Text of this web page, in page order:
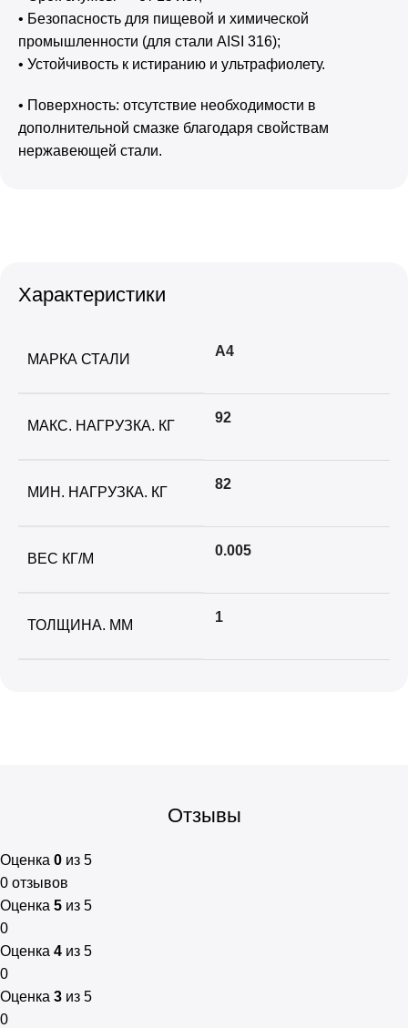
• Безопасность для пищевой и химической
промышленности (для стали AISI 316);
• Устойчивость к истиранию и ультрафиолету.
• Поверхность: отсутствие необходимости в
дополнительной смазке благодаря свойствам
нержавеющей стали.
Характеристики
МАРКА СТАЛИ
А4
МАКС. НАГРУЗКА. КГ
92
МИН. НАГРУЗКА. КГ
82
ВЕС КГ/М
0.005
ТОЛЩИНА. ММ
1
Отзывы
Оценка 0 из 5
0 отзывов
Оценка 5 из 5
0
Оценка 4 из 5
0
Оценка 3 из 5
0